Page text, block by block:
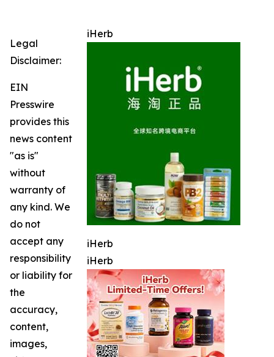
iHerb
iHerb
iHerb
Legal
Disclaimer:
EIN
Presswire
provides this
news content
"as is"
without
warranty of
any kind. We
do not
accept any
responsibility
or liability for
the
accuracy,
content,
images,